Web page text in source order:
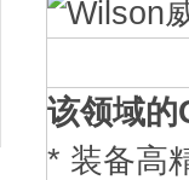
该领域
* 装备高